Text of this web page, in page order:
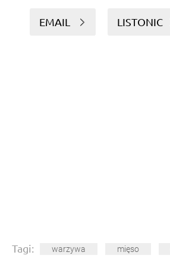
EMAIL LISTONIC
Tagi: warzywa mięso